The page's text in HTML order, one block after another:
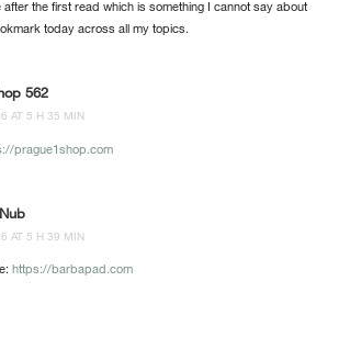
after the first read which is something I cannot say about
today across all my topics.
562
AT 5 H 35 MIN
prague1shop.com
AT 5 H 39 MIN
https://barbapad.com